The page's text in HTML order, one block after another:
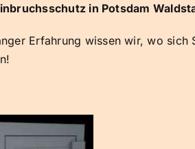
in Potsdam
Erfahrung wissen wir, wo sich